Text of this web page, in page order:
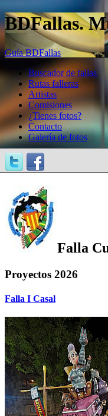
BDFallas.
Guía BDFallas
Buscador de fallas
Rutas falleras
Artistas
Comisiones
¿Tienes fotos?
Contacto
Galería de fotos
Falla
Proyectos 2026
Falla I Casal